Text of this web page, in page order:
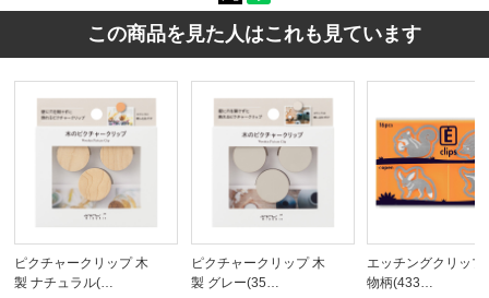
この商品を見た人はこれも見ています
ピクチャークリップ 木
製 ナチュラル(…
ピクチャークリップ 木
製 グレー(35…
エッチングクリップ
物柄(433…